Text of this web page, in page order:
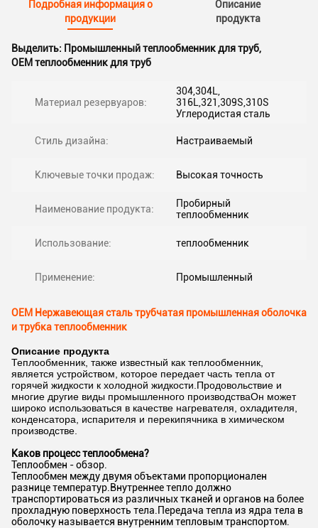
Подробная информация о
продукции
Описание
продукта
Выделить: Промышленный теплообменник для труб,
OEM теплообменник для труб
Материал резервуаров:
304,304L,
316L,321,309S,310S
Углеродистая сталь
Стиль дизайна: Настраиваемый
Ключевые точки продаж: Высокая точность
Наименование продукта:
Пробирный
теплообменник
Использование: теплообменник
Применение: Промышленный
OEM Нержавеющая сталь трубчатая промышленная оболочка
и трубка теплообменник
Описание продукта
Теплообменник, также известный как теплообменник,
является устройством, которое передает часть тепла от
горячей жидкости к холодной жидкости.Продовольствие и
многие другие виды промышленного производстваОн может
широко использоваться в качестве нагревателя, охладителя,
конденсатора, испарителя и перекипячника в химическом
производстве.
Каков процесс теплообмена?
Теплообмен - обзор.
Теплообмен между двумя объектами пропорционален
разнице температур.Внутреннее тепло должно
транспортироваться из различных тканей и органов на более
прохладную поверхность тела.Передача тепла из ядра тела в
оболочку называется внутренним тепловым транспортом.